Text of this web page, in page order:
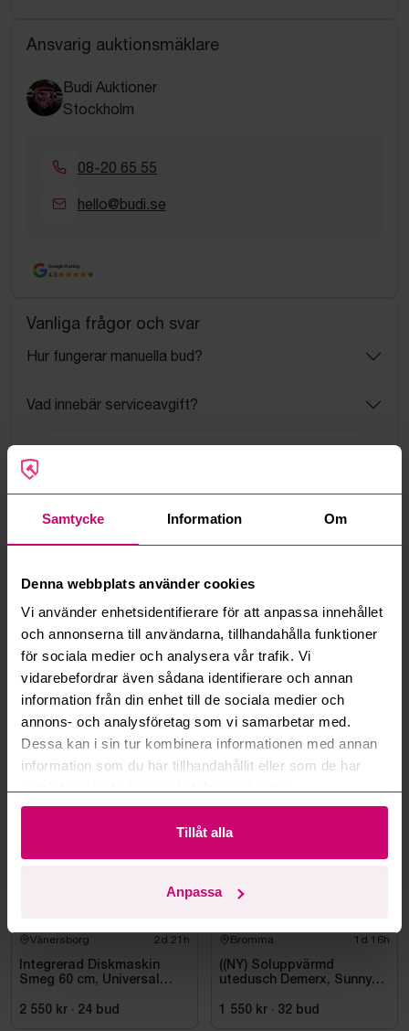
Samtycke Information Om
Denna webbplats använder cookies
Vi använder enhetsidentifierare för att anpassa innehållet
och annonserna till användarna, tillhandahålla funktioner
för sociala medier och analysera vår trafik. Vi
vidarebefordrar även sådana identifierare och annan
information från din enhet till de sociala medier och
annons- och analysföretag som vi samarbetar med.
Dessa kan i sin tur kombinera informationen med annan
information som du har tillhandahållit eller som de har
Tillåt alla
Anpassa
Ansvarig auktionsmäklare
Budi Auktioner
Stockholm
08-20 65 55
hello@budi.se
Google Rating
4.5
Vanliga frågor och svar
Hur fungerar manuella bud?
Vad innebär serviceavgift?
Hur fungerar budmotorn?
Mer från samma kategori
Vänersborg 2d 21h
Integrerad Diskmaskin
Smeg 60 cm, Universal
2 550 kr · 24 bud
Bromma 1d 16h
((NY) Soluppvärmd
utedusch Demerx, Sunny
1 550 kr · 32 bud